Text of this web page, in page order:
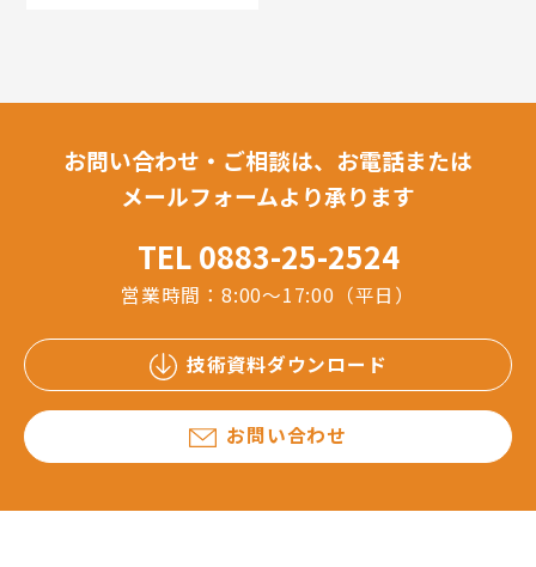
お問い合わせ・ご相談は、お電話または
メールフォームより承ります
TEL 0883-25-2524
営業時間：8:00～17:00（平日）
技術資料ダウンロード
お問い合わせ